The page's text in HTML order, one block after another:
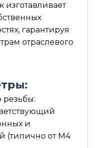
гарантируя
отраслевого
и
(типично от М4